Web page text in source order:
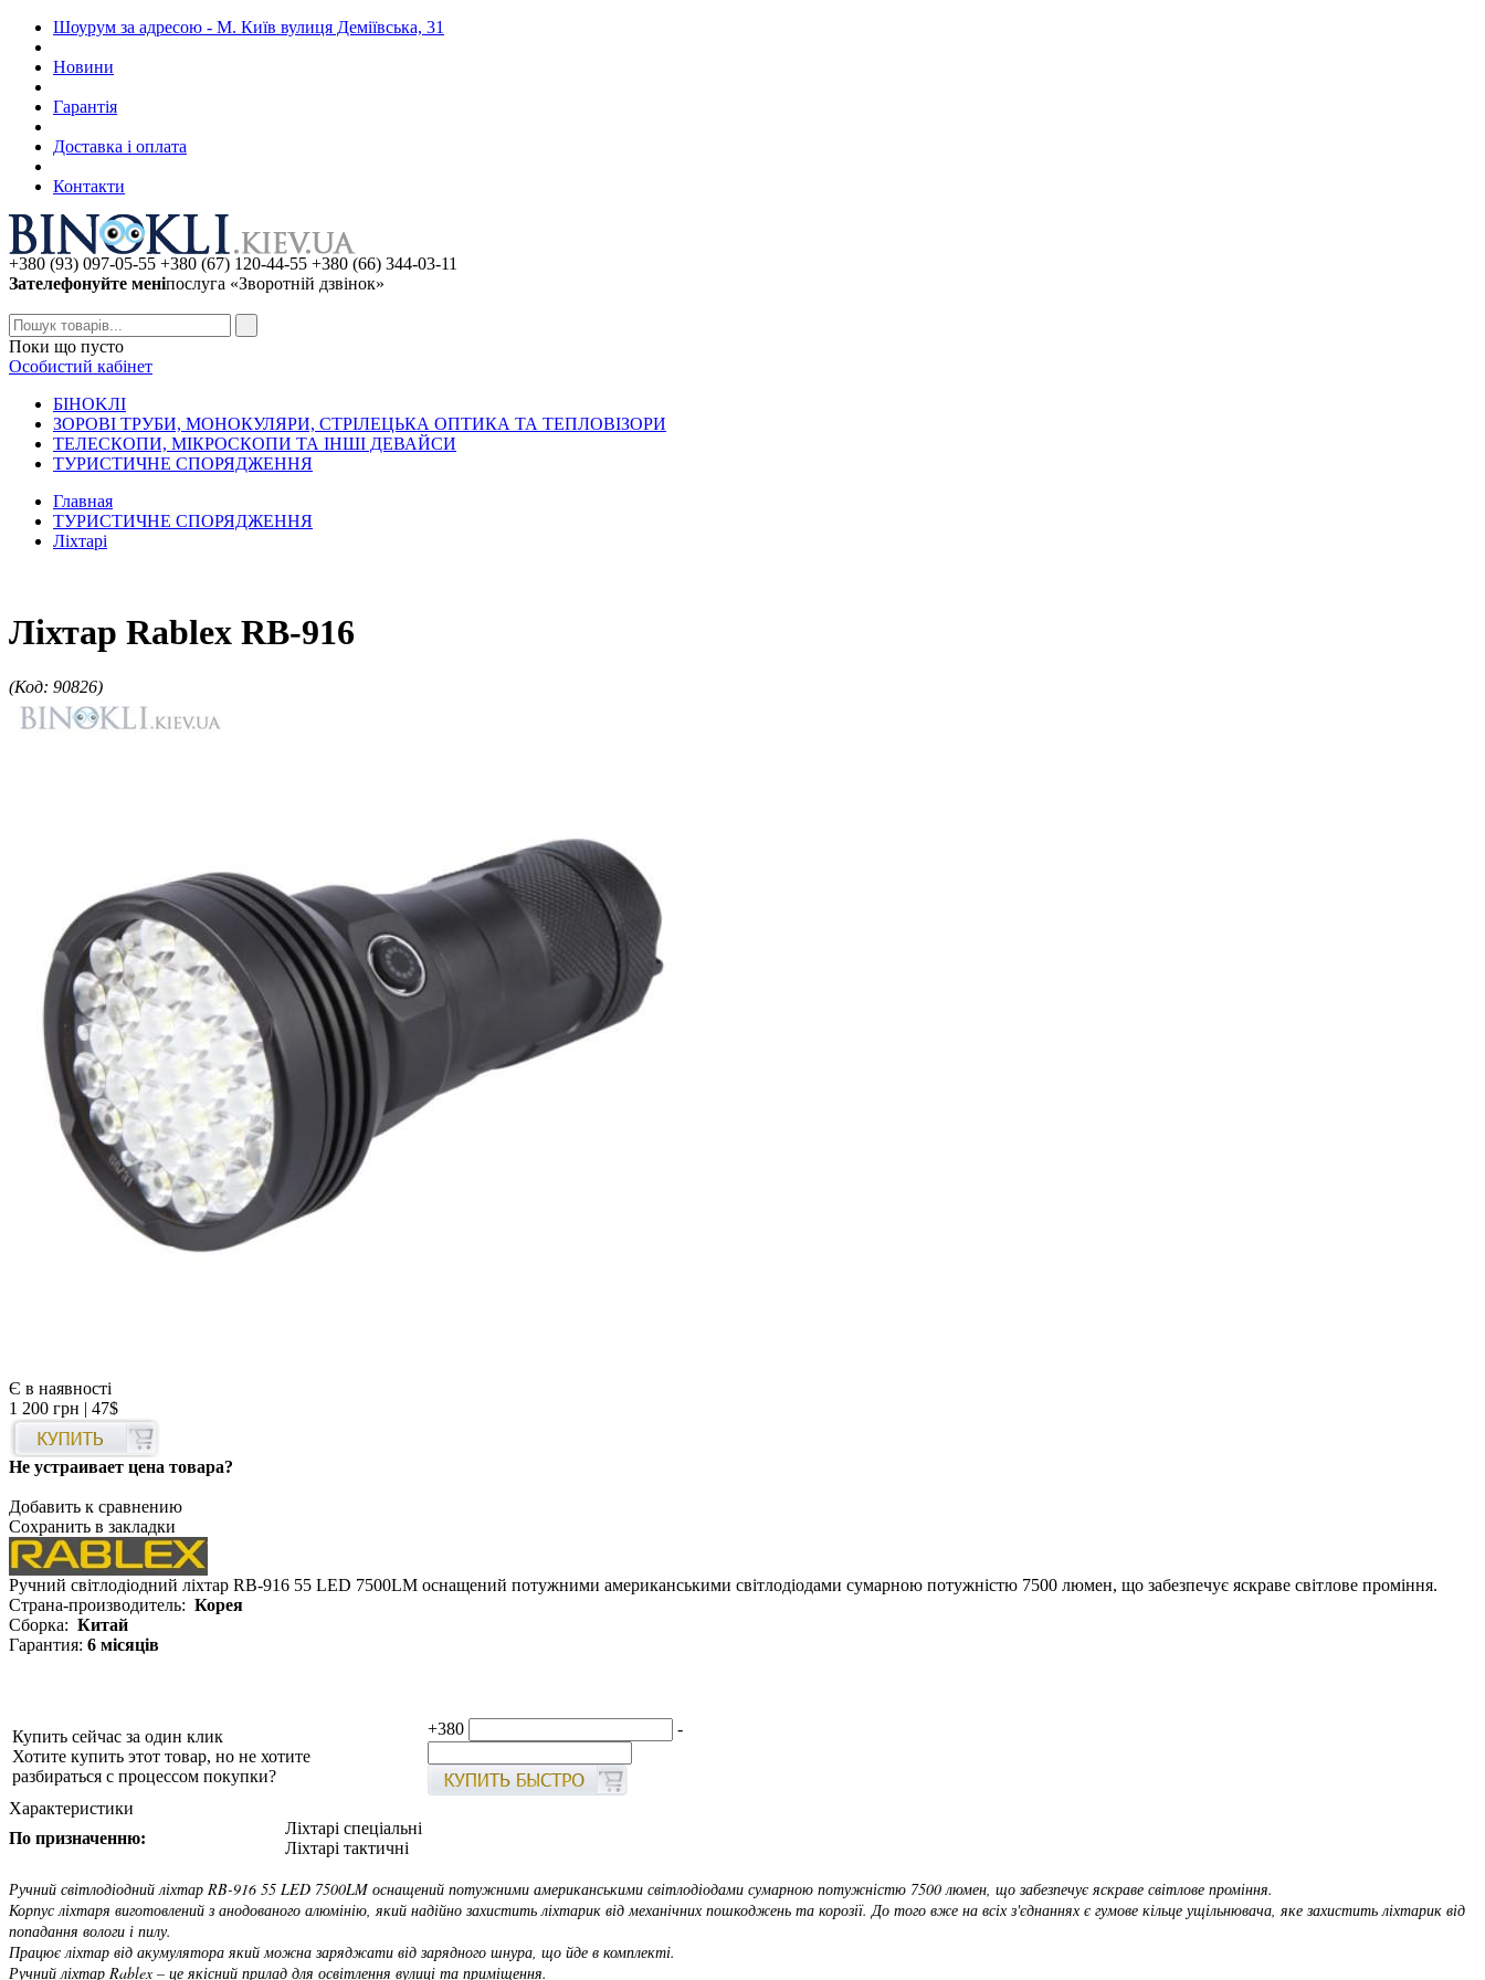
Шоурум за адресою - М. Київ вулиця Деміївська, 31
Новини
Гарантія
Доставка і оплата
Контакти
+380 (93) 097-05-55 +380 (67) 120-44-55 +380 (66) 344-03-11
Зателефонуйте меніпослуга «Зворотній дзвінок»
Поки що пусто
Особистий кабінет
БIHOKЛI
ЗОРОВІ ТРУБИ, МОНОКУЛЯРИ, СТРІЛЕЦЬКА ОПТИКА ТА ТЕПЛОВІЗОРИ
ТЕЛЕСКОПИ, МІКРОСКОПИ ТА ІНШІ ДЕВАЙСИ
ТУРИСТИЧНЕ СПОРЯДЖЕННЯ
Главная
ТУРИСТИЧНЕ СПОРЯДЖЕННЯ
Ліхтарі
Ліхтар Rablex RB-916
(Код: 90826)
Є в наявності
1 200 грн | 47$
Не устраивает цена товара?
Добавить к сравнению
Сохранить в закладки
Ручний світлодіодний ліхтар RB-916 55 LED 7500LM оснащений потужними американськими світлодіодами сумарною потужністю 7500 люмен, що забезпечує яскраве світлове проміння.
Страна-производитель: Корея
Сборка: Китай
Гарантия: 6 місяців
Купить сейчас за один клик
Хотите купить этот товар, но не хотите
разбираться с процессом покупки?
+380 -
Характеристики
По призначенню:
Ліхтарі спеціальні
Ліхтарі тактичні
Ручний світлодіодний ліхтар RB-916 55 LED 7500LM оснащений потужними американськими світлодіодами сумарною потужністю 7500 люмен, що забезпечує яскраве світлове проміння.
Корпус ліхтаря виготовлений з анодованого алюмінію, який надійно захистить ліхтарик від механічних пошкоджень та корозії. До того вже на всіх з'єднаннях є гумове кільце ущільнювача, яке захистить ліхтарик від
попадання вологи і пилу.
Працює ліхтар від акумулятора який можна заряджати від зарядного шнура, що йде в комплекті.
Ручний ліхтар Rablex – це якісний прилад для освітлення вулиці та приміщення.